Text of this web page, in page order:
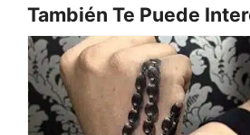
También Te Puede